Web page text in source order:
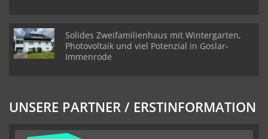
Solides Zweifamilienhaus mit Wintergarten,
Photovoltaik und viel Potenzial in Goslar-
Immenrode
UNSERE PARTNER / ERSTINFORMATION